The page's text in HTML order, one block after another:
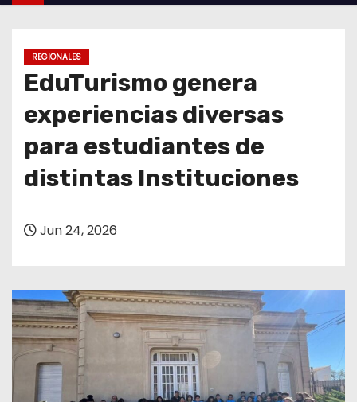
o
REGIONALES
EduTurismo genera
experiencias diversas
para estudiantes de
distintas Instituciones
Jun 24, 2026